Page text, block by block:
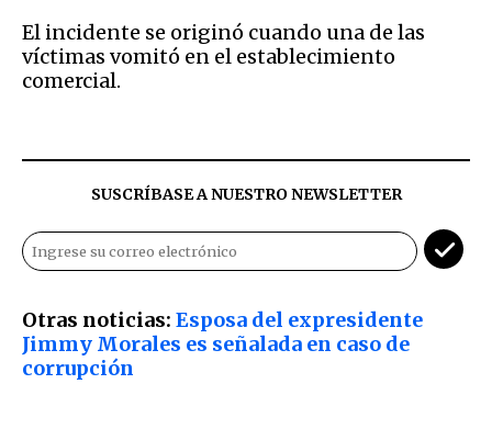
El incidente se originó cuando una de las
víctimas vomitó en el establecimiento
comercial.
SUSCRÍBASE A NUESTRO NEWSLETTER
Otras noticias: Esposa del expresidente
Jimmy Morales es señalada en caso de
corrupción